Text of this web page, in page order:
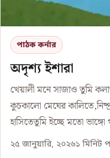
পাঠক কর্নার
অদৃশ্য ইশারা
খেয়ালী মনে সাজাও তুমি
কুচকালো মেঘের
হাসিতেতুমি ইচ্ছে মতো
২৫ জানুয়ারি, ২০২৬১ মিনিট